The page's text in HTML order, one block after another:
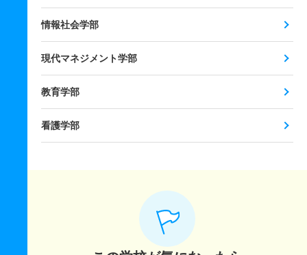
情報社会学部
現代マネジメント学部
教育学部
看護学部